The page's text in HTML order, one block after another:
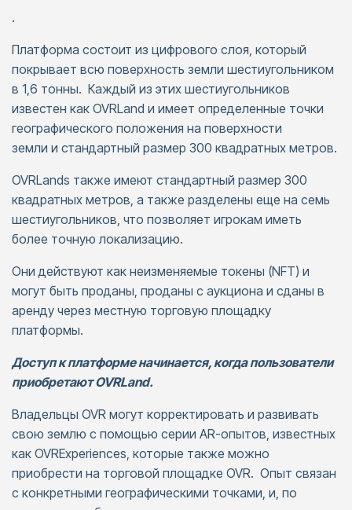
.
Платформа состоит из цифрового слоя, который
покрывает всю поверхность земли шестиугольником
в 1,6 тонны. Каждый из этих шестиугольников
известен как OVRLand и имеет определенные точки
географического положения на поверхности
земли и стандартный размер 300 квадратных метров.
OVRLands также имеют стандартный размер 300
квадратных метров, а также разделены еще на семь
шестиугольников, что позволяет игрокам иметь
более точную локализацию.
Они действуют как неизменяемые токены (NFT) и
могут быть проданы, проданы с аукциона и сданы в
аренду через местную торговую площадку
платформы.
Доступ к платформе начинается, когда пользователи
приобретают OVRLand.
Владельцы OVR могут корректировать и развивать
свою землю с помощью серии AR-опытов, известных
как OVRExperiences, которые также можно
приобрести на торговой площадке OVR. Опыт связан
с конкретными географическими точками, и, по